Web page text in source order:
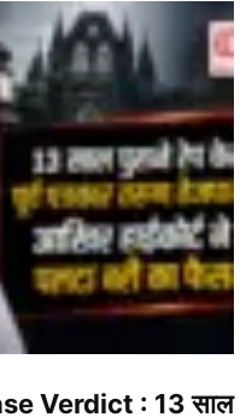
Verdict : 13 साल